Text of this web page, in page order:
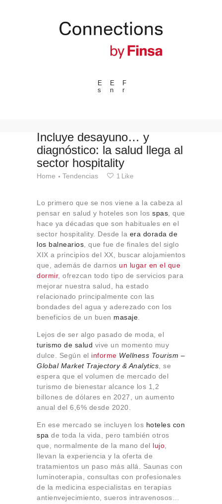
E
s
E
n
F
r
---ENLACES---
Eventos
Espacios
Materiales
Tecnologia
Colaboraciones
Sobre Connections
by Finsa
Contacto
Incluye desayuno… y
diagnóstico: la salud llega al
sector hospitality
Home Tendencias 1 Like
Lo primero que se nos viene a la cabeza al
pensar en salud y hoteles son los spas , que
hace ya décadas que son habituales en el
sector hospitality. Desde la era dorada de
los balnearios , que fue de finales del siglo
XIX a principios del XX, buscar alojamientos
que, además de darnos un lugar en el que
dormir, ofrezcan todo tipo de servicios para
mejorar nuestra salud, ha estado
relacionado principalmente con las
bondades del agua y aderezado con los
beneficios de un buen masaje
Lejos de ser algo pasado de moda, el
turismo de salud vive un momento muy
dulce. Según el informe Wellness Tourism –
Global Market Trajectory & Analytics , se
espera que el volumen de mercado del
turismo de bienestar alcance los 1,2
billones de dólares en 2027, un aumento
anual del 6,6% desde 2020.
En ese mercado se incluyen los hoteles con
spa de toda la vida, pero también otros
que, normalmente de la mano del lujo
llevan la experiencia y la oferta de
tratamientos un paso más allá. Saunas con
luminoterapia, consultas con profesionales
de la medicina especialistas en terapias
antienvejecimiento, sueros intravenosos…